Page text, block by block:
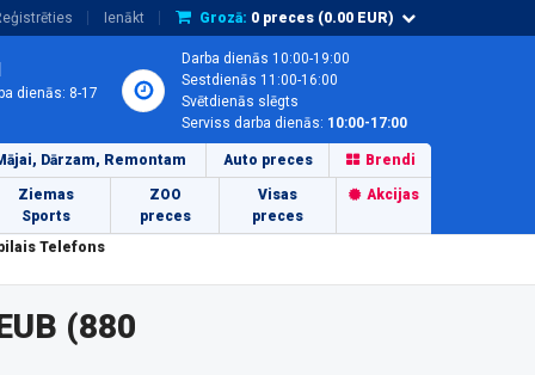
Ienākt Grozā: 0 preces (0.00 EUR)
dienās: 8-17
Darba dienās 10:00-19:00
Sestdienās 11:00-16:00
Svētdienās slēgts
Serviss darba dienās: 10:00-17:00
Dārzam, Remontam Auto preces Brendi
Ziemas
Sports
ZOO
preces
Visas
preces
Akcijas
Telefons
(880